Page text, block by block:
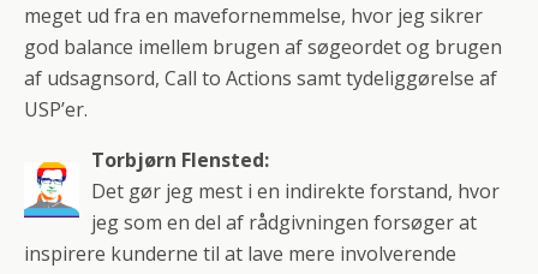
meget ud fra en mavefornemmelse, hvor jeg sikrer
god balance imellem brugen af søgeordet og brugen
af udsagnsord, Call to Actions samt tydeliggørelse af
USP’er.
Torbjørn Flensted:
Det gør jeg mest i en indirekte forstand, hvor
jeg som en del af rådgivningen forsøger at
inspirere kunderne til at lave mere involverende